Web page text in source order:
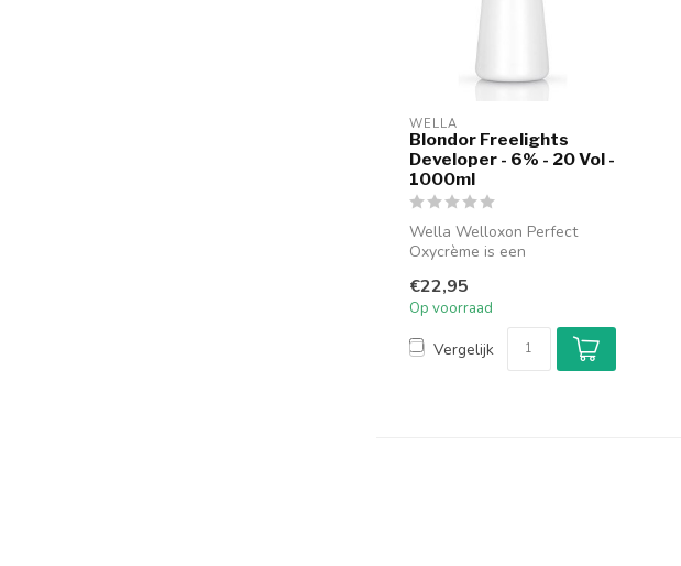
WELLA
Blondor Freelights
Developer - 6% - 20 Vol -
1000ml
Wella Welloxon Perfect
Oxycrème is een
waterstofperoxide-
ontwikkel...
€22,95
Op voorraad
Vergelijk